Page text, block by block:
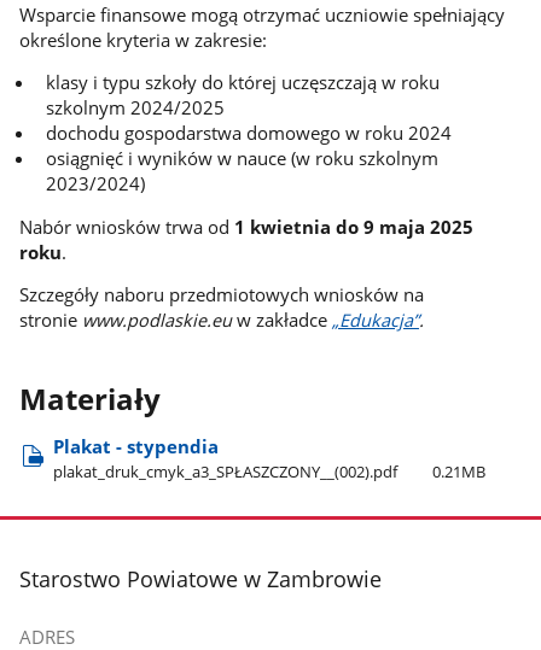
Wsparcie finansowe mogą otrzymać uczniowie spełniający
określone kryteria w zakresie:
klasy i typu szkoły do której uczęszczają w roku
szkolnym 2024/2025
dochodu gospodarstwa domowego w roku 2024
osiągnięć i wyników w nauce (w roku szkolnym
2023/2024)
Nabór wniosków trwa od 1 kwietnia do 9 maja 2025
roku.
Szczegóły naboru przedmiotowych wniosków na
stronie www.podlaskie.euw zakładce „Edukacja”.
Materiały
Plakat - stypendia
plakat​_druk​_cmyk​_a3​_SPŁASZCZONY​_​_(002).pdf 0.21MB
stopka
Starostwo Powiatowe w Zambrowie
ADRES